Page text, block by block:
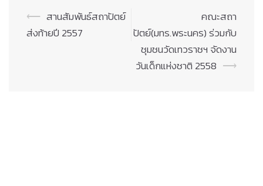
Post
navigation
⟵ สานสัมพันธ์สถาปัตย์
ส่งท้ายปี 2557
คณะสถา
ปัตย์(มทร.พระนคร) ร่วมกับ
ชุมชนวัดเทวราชฯ จัดงาน
วันเด็กแห่งชาติ 2558 ⟶